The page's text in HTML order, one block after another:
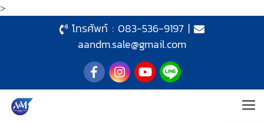
>
โทรศัพท์ : 083-536-9197|
aandm.sale@gmail.com